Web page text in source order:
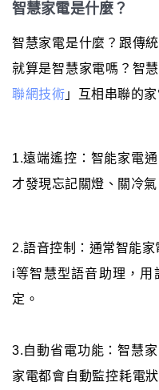
智慧家電是什麼？
智慧家電是什麼？跟傳
就算是智慧家電嗎？智
聯網技術 」互相串聯的
1.遠端遙控：智能家電
才發現忘記關燈、關冷
2.語音控制：通常智能
i等智慧型語音助理，用
定。
3.自動省電功能：智慧
家電都會自動監控耗電